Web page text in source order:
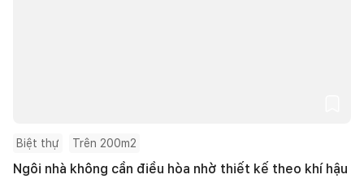
Biệt thự Trên 200m2
Ngôi nhà không cần điều hòa nhờ thiết kế theo khí hậu